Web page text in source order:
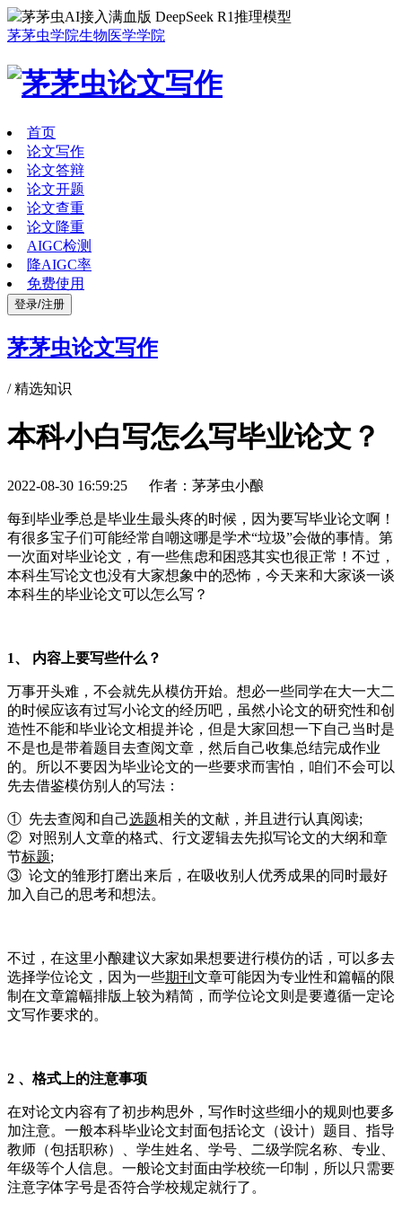
茅茅虫AI接入满血版 DeepSeek R1推理模型
茅茅虫学院生物医学学院
首页
论文写作
论文答辩
论文开题
论文查重
论文降重
AIGC检测
降AIGC率
免费使用
登录/注册
茅茅虫论文写作
/精选知识
本科小白写怎么写毕业论文？
2022-08-30 16:59:25 作者：茅茅虫小酿
每到毕业季总是毕业生最头疼的时候，因为要写毕业论文啊！
有很多宝子们可能经常自嘲这哪是学术“垃圾”会做的事情。第
一次面对毕业论文，有一些焦虑和困惑其实也很正常！不过，
本科生写论文也没有大家想象中的恐怖，今天来和大家谈一谈
本科生的毕业论文可以怎么写？
1、 内容上要写些什么？
万事开头难，不会就先从模仿开始。想必一些同学在大一大二
的时候应该有过写小论文的经历吧，虽然小论文的研究性和创
造性不能和毕业论文相提并论，但是大家回想一下自己当时是
不是也是带着题目去查阅文章，然后自己收集总结完成作业
的。所以不要因为毕业论文的一些要求而害怕，咱们不会可以
先去借鉴模仿别人的写法：
① 先去查阅和自己选题相关的文献，并且进行认真阅读;
② 对照别人文章的格式、行文逻辑去先拟写论文的大纲和章
节标题;
③ 论文的雏形打磨出来后，在吸收别人优秀成果的同时最好
加入自己的思考和想法。
不过，在这里小酿建议大家如果想要进行模仿的话，可以多去
选择学位论文，因为一些期刊 文章可能因为专业性和篇幅的限
制在文章篇幅排版上较为精简，而学位论文则是要遵循一定论
文写作要求的。
2 、格式上的注意事项
在对论文内容有了初步构思外，写作时这些细小的规则也要多
加注意。一般本科毕业论文封面包括论文（设计）题目、指导
教师（包括职称）、学生姓名、学号、二级学院名称、专业、
年级等个人信息。一般论文封面由学校统一印制，所以只需要
注意字体字号是否符合学校规定就行了。